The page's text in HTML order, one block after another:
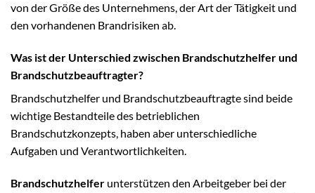
von der Größe des Unternehmens, der Art der Tätigkeit und
den vorhandenen Brandrisiken ab.
Was ist der Unterschied zwischen Brandschutzhelfer und
Brandschutzbeauftragter?
Brandschutzhelfer und Brandschutzbeauftragte sind beide
wichtige Bestandteile des betrieblichen
Brandschutzkonzepts, haben aber unterschiedliche
Aufgaben und Verantwortlichkeiten.
Brandschutzhelfer unterstützen den Arbeitgeber bei der